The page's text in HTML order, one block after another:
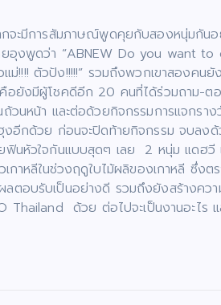
จะมีการสัมภาษณ์พูดคุยกับสองหนุ่มกัน
งพูดว่า “ABNEW Do you want to
แม่!!!! ตัวปัง!!!!!” รวมถึงพวกเขาสองคน
ยังมีผู้โชคดีอีก 20 คนที่ได้ร่วมถาม-ต
วนหน้า และต่อด้วยกิจกรรมการแจกร
งอีกด้วย ก่อนจะปิดท้ายกิจกรรม จบล
ฟินหัวใจกันแบบสุดๆ เลย 2 หนุ่ม แดฮ
กาหลีในช่วงฤดูใบไม้ผลิของเกาหลี ซึ่
ตอบรับเป็นอย่างดี รวมถึงยังสร้างคว
Thailand ด้วย ต่อไปจะเป็นงานอะไร